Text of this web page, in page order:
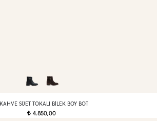
KAHVE SÜET TOKALI BILEK BOY BOT
t 4.850,00